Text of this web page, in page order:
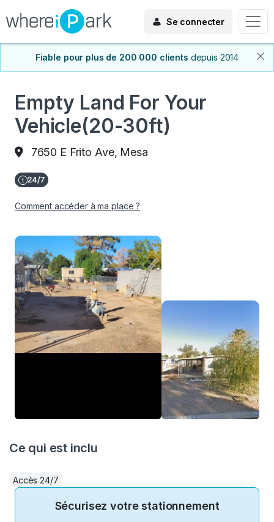
Se connecter
Fiable pour plus de 200 000 clients depuis 2014
Empty Land For Your
Vehicle(20-30ft)
7650 E Frito Ave, Mesa
Comment accéder à ma place ?
Ce qui est inclu
Accès 24/7
Sécurisez votre stationnement